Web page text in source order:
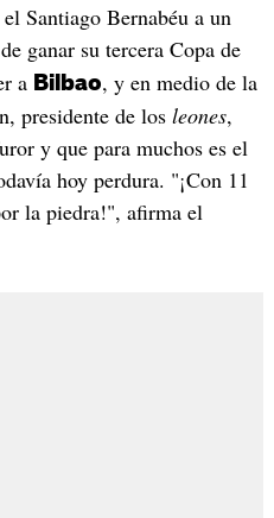
Santiago Bernabéu a un
ganar su tercera Copa de
a Bilbao, y en medio de la
presidente de los leones,
y que para muchos es el
hoy perdura. "¡Con 11
la piedra!", afirma el